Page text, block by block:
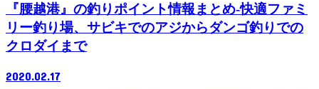
『腰越港』の釣りポイント情報まとめ-快適ファミ
リー釣り場、サビキでのアジからダンゴ釣りでの
クロダイまで
2020.02.17